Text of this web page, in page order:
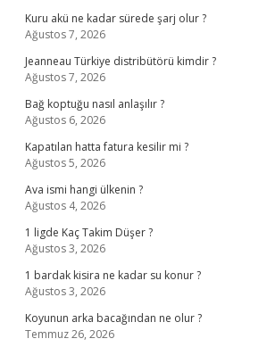
Kuru akü ne kadar sürede şarj olur ?
Ağustos 7, 2026
Jeanneau Türkiye distribütörü kimdir ?
Ağustos 7, 2026
Bağ koptuğu nasıl anlaşılır ?
Ağustos 6, 2026
Kapatılan hatta fatura kesilir mi ?
Ağustos 5, 2026
Ava ismi hangi ülkenin ?
Ağustos 4, 2026
1 ligde Kaç Takim Düşer ?
Ağustos 3, 2026
1 bardak kisira ne kadar su konur ?
Ağustos 3, 2026
Koyunun arka bacağından ne olur ?
Temmuz 26, 2026